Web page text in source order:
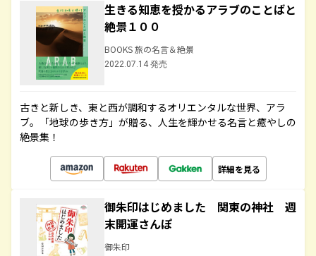
生きる知恵を授かるアラブのことばと
絶景１００
BOOKS 旅の名言＆絶景
2022.07.14 発売
古きと新しき、東と西が調和するオリエンタルな世界、アラ
ブ。「地球の歩き方」が贈る、人生を輝かせる名言と癒やしの
絶景集！
詳細を見る
御朱印はじめました 関東の神社 週
末開運さんぽ
御朱印